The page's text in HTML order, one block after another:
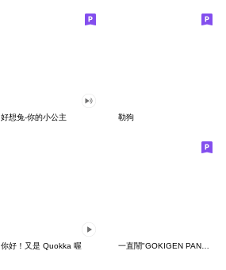
好想兔-你的小公主 勒狗
你好！又是 Quokka 喔 一直鬧"GOKIGEN PANDA" 台灣版